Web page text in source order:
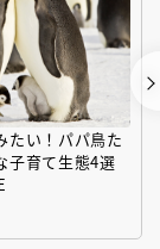
たい！パパ鳥た
子育て生態4選